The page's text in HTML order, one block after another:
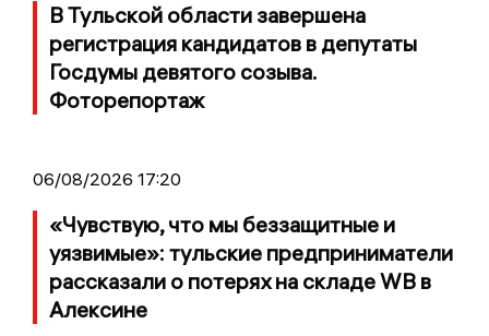
В Тульской области завершена
регистрация кандидатов в депутаты
Госдумы девятого созыва.
Фоторепортаж
06/08/2026 17:20
«Чувствую, что мы беззащитные и
уязвимые»: тульские предприниматели
рассказали о потерях на складе WB в
Алексине